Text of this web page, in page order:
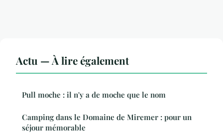
Actu — À lire également
Pull moche : il n'y a de moche que le nom
Camping dans le Domaine de Miremer : pour un
séjour mémorable